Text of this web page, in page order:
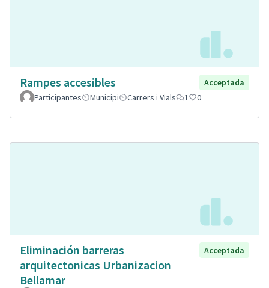
Rampes accesibles
Acceptada
Participantes
Municipi Carrers i Vials 1 0
Eliminación barreras
arquitectonicas Urbanizacion
Bellamar
Acceptada